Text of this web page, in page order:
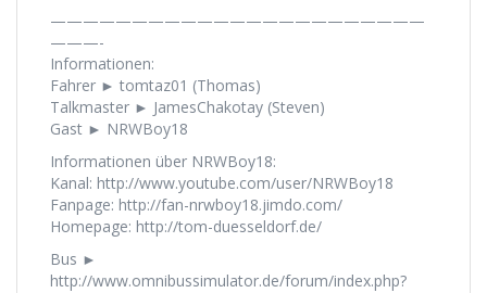
———————————————————————
———-
Informationen:
Fahrer ► tomtaz01 (Thomas)
Talkmaster ► JamesChakotay (Steven)
Gast ► NRWBoy18
Informationen über NRWBoy18:
Kanal: http://www.youtube.com/user/NRWBoy18
Fanpage: http://fan-nrwboy18.jimdo.com/
Homepage: http://tom-duesseldorf.de/
Bus ►
http://www.omnibussimulator.de/forum/index.php?